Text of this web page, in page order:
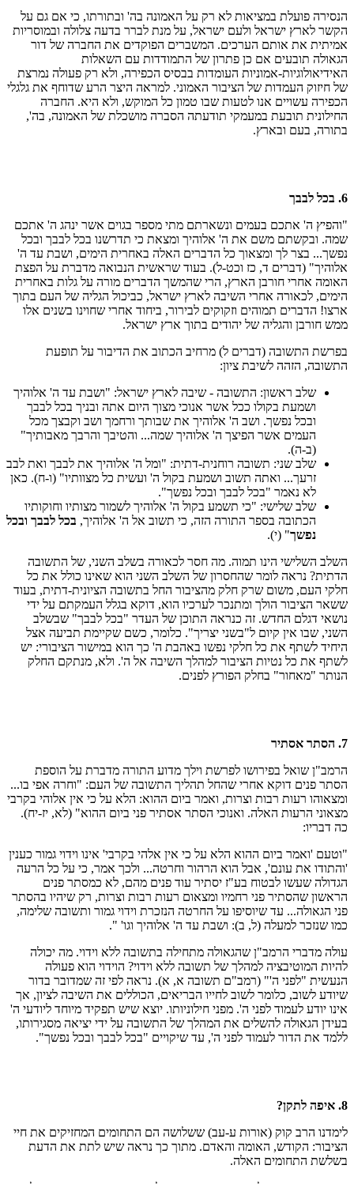
הנסירה פועלת במציאות לא רק על האמונה בה' ובתורתו, כי אם גם על
הקשר לארץ ישראל ולעם ישראל, על מנת לברר בדעה צלולה ובמוסריות
אמיתית את אותם הערכים. המשברים הפוקדים את החברה של דור
הגאולה תובעים אם כן פתרון של התמודדות עם השאלות
האידיאולוגיות-אמוניות העומדות בבסיס הכפירה, ולא רק פעולה נמרצת
של חיזוק העמדות של הציבור האמוני. למראה היצר הרע שדוחף את גלגלי
הכפירה עשויים אנו לטעות שבו טמון כל המוקש, ולא היא. החברה
החילונית תובעת במעמקי תודעתה הסברה מושכלת של האמונה, בה',
בתורה, בעם ובארץ.
6. בכל לבבך
"והפיץ ה' אתכם בעמים ונשארתם מתי מספר בגוים אשר ינהג ה' אתכם
שמה. ובקשתם משם את ה' אלוהיך ומצאת כי תדרשנו בכל לבבך ובכל
נפשך... בצר לך ומצאוך כל הדברים האלה באחרית הימים, ושבת עד ה'
אלוהיך" (דברים ד, כז וכט-ל). בעוד שראשית הנבואה מדברת על הפצת
האומה אחרי חורבן הארץ, הרי שהמשך הדברים מורה על גלות באחרית
הימים, לכאורה אחרי השיבה לארץ ישראל, כביכול הגליה של העם בתוך
ארצו! הדברים תמוהים וזקוקים לבירור, ביחוד אחרי שחוינו בשנים אלו
ממש חורבן והגליה של יהודים בתוך ארץ ישראל.
בפרשת התשובה (דברים ל) מרחיב הכתוב את הדיבור על תופעת
התשובה, הזהה לשיבת ציון:
שלב ראשון: התשובה - שיבה לארץ ישראל: "ושבת עד ה' אלוהיך
ושמעת בקולו ככל אשר אנוכי מצוך היום אתה ובניך בכל לבבך
ובכל נפשך. ושב ה' אלוהיך את שבותך ורחמך ושב וקבצך מכל
העמים אשר הפיצך ה' אלוהיך שמה... והטיבך והרבך מאבותיך"
(ב-ה).
שלב שני: תשובה רוחנית-דתית: "ומל ה' אלוהיך את לבבך ואת לבב
זרעך... ואתה תשוב ושמעת בקול ה' ועשית כל מצוותיו" (ו-ח). כאן
לא נאמר "בכל לבבך ובכל נפשך".
שלב שלישי: "כי תשמע בקול ה' אלוהיך לשמור מצותיו וחוקותיו
הכתובה בספר התורה הזה, כי תשוב אל ה' אלוהיך, בכל לבבך ובכל
נפשך" (י).
השלב השלישי הינו תמוה. מה חסר לכאורה בשלב השני, של התשובה
הדתית? נראה לומר שהחסרון של השלב השני הוא שאינו כולל את כל
חלקי העם, משום שרק חלק מהציבור החל בתשובה הציונית-דתית, בעוד
ששאר הציבור הולך ומתנכר לערכיו הוא, דוקא בגלל העמקתם על ידי
נושאי דגלם החדש. זה כנראה התוכן של העדר "בכל לבבך" שבשלב
השני, שבו אין קיום ל"בשני יצריך". כלומר, כשם שקיימת תביעה אצל
היחיד לשתף את כל חלקי נפשו באהבת ה' כך הוא במישור הציבורי: יש
לשתף את כל נטיות הציבור למהלך השיבה אל ה'. ולא, מנתקם החלק
הנותר "מאחור" בחלק הפורץ לפנים.
7. הסתר אסתיר
הרמב"ן שואל בפירושו לפרשת וילך מדוע התורה מדברת על הוספת
הסתר פנים דוקא אחרי שהחל תהליך התשובה של העם: "וחרה אפי בו...
ומצאוהו רעות רבות וצרות, ואמר ביום ההוא: הלא על כי אין אלוהי בקרבי
מצאוני הרעות האלה. ואנוכי הסתר אסתיר פני ביום ההוא" (לא, יז-יח).
כה דבריו:
"וטעם 'ואמר ביום ההוא הלא על כי אין אלהי בקרבי' אינו וידוי גמור כענין
'והתודו את עונם', אבל הוא הרהור וחרטה... ולכך אמר, כי על כל הרעה
הגדולה שעשו לבטוח בע"ז יסתיר עוד פנים מהם, לא כמסתר פנים
הראשון שהסתיר פני רחמיו ומצאום רעות רבות וצרות, רק שיהיו בהסתר
פני הגאולה... עד שיוסיפו על החרטה הנזכרת וידוי גמור ותשובה שלימה,
כמו שנזכר למעלה (ל, ב): ושבת עד ה' אלוהיך וגו' ".
עולה מדברי הרמב"ן שהגאולה מתחילה בתשובה ללא וידוי. מה יכולה
להיות המוטיבציה למהלך של תשובה ללא וידוי? הוידוי הוא פעולה
הנעשית "לפני ה'" (רמב"ם תשובה א, א). נראה לפי זה שמדובר בדור
שיודע לשוב, כלומר לשוב לחייו הבריאים, הכוללים את השיבה לציון, אך
אינו יודע לעמוד לפני ה'. מפני חילוניותו. יוצא שיש תפקיד מיוחד ליודעי ה'
בעידן הגאולה להשלים את המהלך של התשובה על ידי יציאה מסגירותו,
ללמד את הדור לעמוד לפני ה', עד שיקויים "בכל לבבך ובכל נפשך".
8. איפה לתקן?
לימדנו הרב קוק (אורות ע-עב) ששלושה הם התחומים המחזיקים את חיי
הציבור: הקודש, האומה והאדם. מתוך כך נראה שיש לתת את הדעת
בשלשת התחומים האלה.